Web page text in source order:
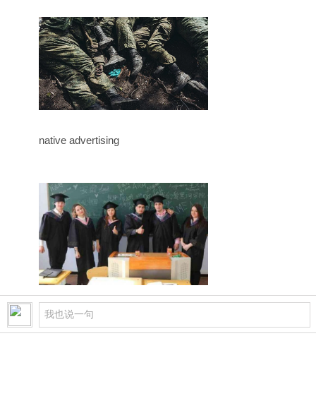
native advertising